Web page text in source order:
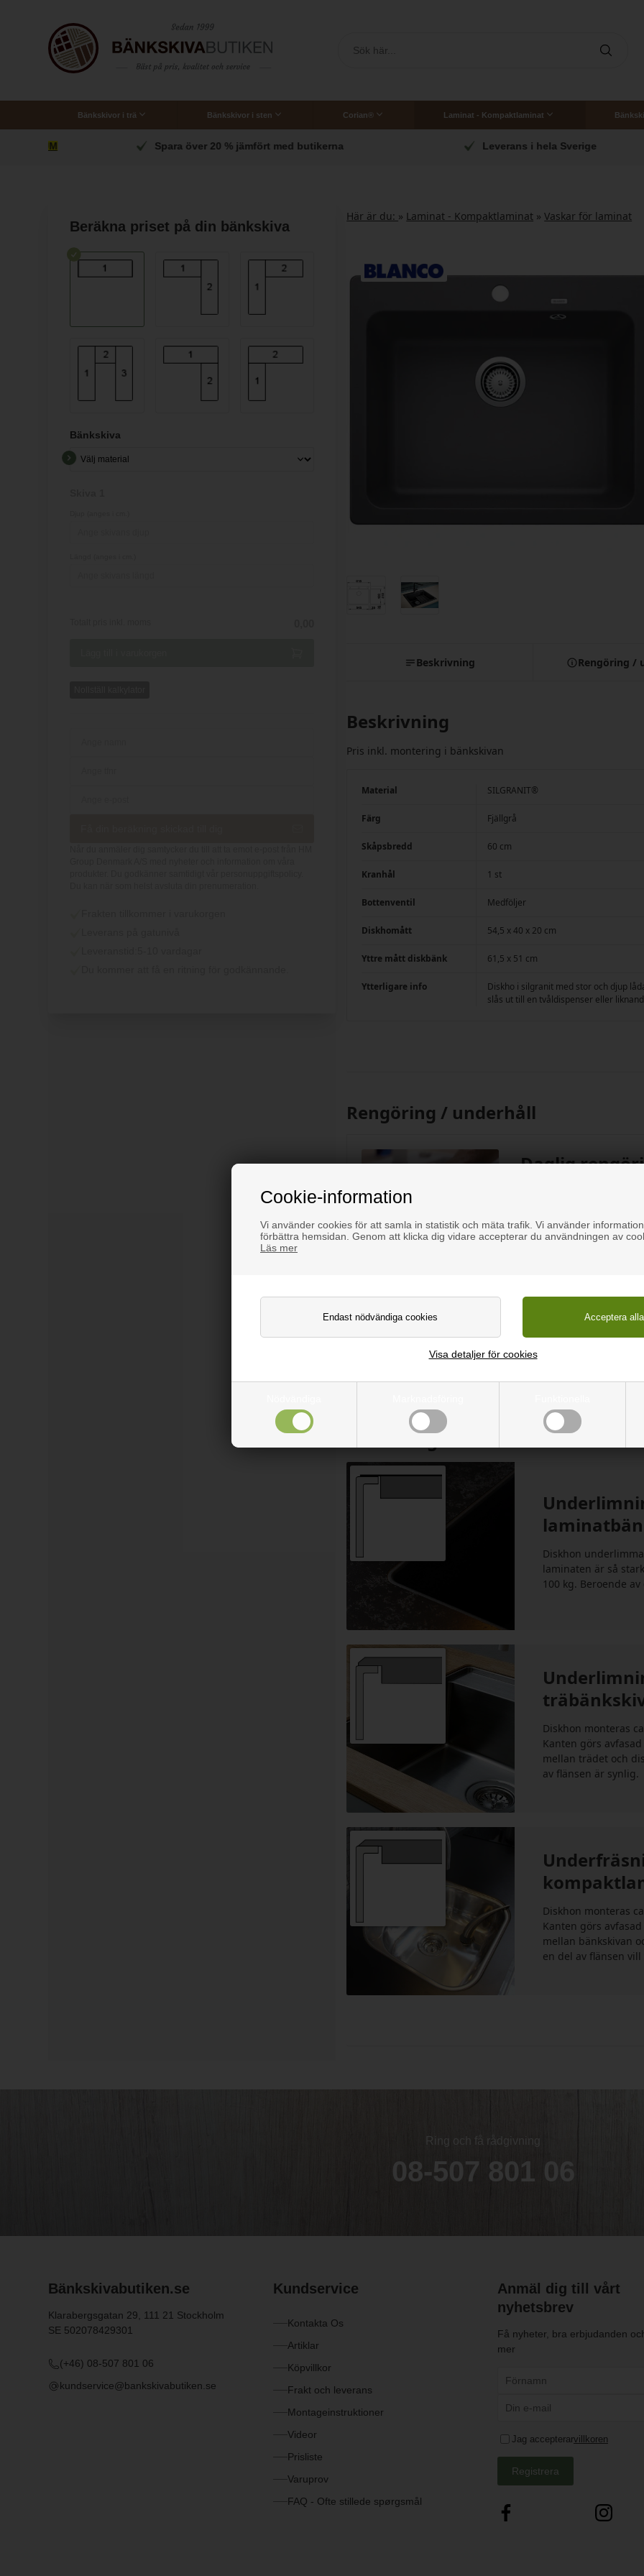
Cookie-information
Vi använder cookies för att samla in statistik och mäta trafik. Vi använder
förbättra hemsidan. Genom att klicka dig vidare accepterar du användningen av
Läs mer
Visa detaljer för cookies
Bänkskivor i trä Bänkskivor i sten Corian® Laminat - Kompaktlaminat
Spara över 20 % jämfört med butikerna Leverans i hela Sverige
Beräkna priset på din bänkskiva
Bänkskiva
Här är du: » Laminat - Kompaktlaminat »Vaskar för laminat
Beskrivning Rengöring /
Beskrivning
Pris inkl. montering i bänkskivan
Material SILGRANIT®
Färg Fjällgrå
Skåpsbredd 60 cm
Kranhål 1 st
Bottenventil Medföljer
Diskhomått 54,5 x 40 x 20 cm
Yttre mått diskbänk 61,5 x 51 cm
Ytterligare info
Diskho i silgranit med stor och djup
slås ut till en tvåldispenser eller
Rengöring / underhåll
Daglig
Torkas av efter
genom att skrubba på
Kalkavlagringar kan
vatten. Låt det stå i
rent vatten.
diskhon med varmt
det stå i minimum 2
grova sidan av en
Monteringmetod
Diskhon
laminaten är så
100 kg. Beroende
Diskhon monteras
Kanten görs
mellan trädet och
av flänsen är synlig.
Diskhon monteras
Kanten görs
mellan bänkskivan
en del av flänsen vill
Ring och få rådgivning
08-507 801 06
Bänkskivabutiken.se
Klarabergsgatan 29, 111 21 Stockholm
SE 502078429301
(+46) 08-507 801 06
kundservice@bankskivabutiken.se
Kundservice
Kontakta Os
Artiklar
Köpvillkor
Frakt och leverans
Montageinstruktioner
Videor
Prisliste
Varuprov
FAQ - Ofte stillede spørgsmål
Anmäl dig till vårt
nyhetsbrev
Få nyheter, bra erbjudanden
mer
Jag accepterarvillkoren
Registrera